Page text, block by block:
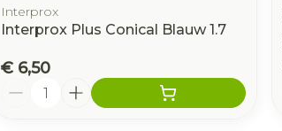
Interprox
Interprox Plus Conical Blauw 1.7
€ 6,50
Aantal